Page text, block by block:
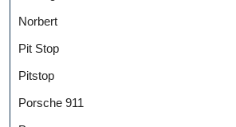
Norbert
Pit Stop
Pitstop
Porsche 911